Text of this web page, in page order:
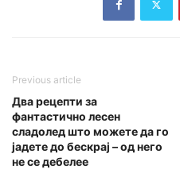
Previous article
Два рецепти за
фантастично лесен
сладолед што можете да го
јадете до бескрај – од него
не се дебелее